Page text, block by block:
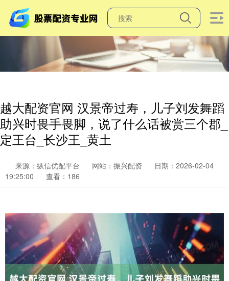
越大配资官网 汉景帝过寿，儿子刘发舞蹈
助兴时畏手畏脚，说了什么话被赏三个郡_
定王台_长沙王_黄土
来源：纵信优配平台 网站：振兴配资
日期：2026-02-04
19:25:00
查看：186